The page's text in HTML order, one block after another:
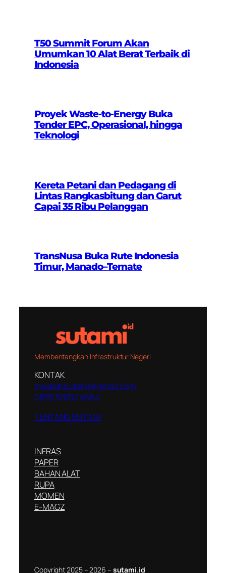
T50 Summit Forum Akan
Umumkan 10 Alat Berat Terbaik di
Indonesia
Proyek Waste-to-Energy Buka
Tender EPC, Operasional, hingga
Teknologi
Kereta Petani dan Pedagang di
Lintas Rangkasbitung dan Garut
Capai 35 Ribu Pelanggan
TransNusa Buka Rute Indonesia
Timur, Manado–Ternate
Membentangkan Infrastruktur Negeri
KONTAK
majalahsutami@gmail.com
0895 32050 4664
TENTANG SUTAMI
INFRAS
PAPER
BAHAN ALAT
RUPA
MOMEN
E-MAGZ
Copyright 2025 – 2026 – sutami.id